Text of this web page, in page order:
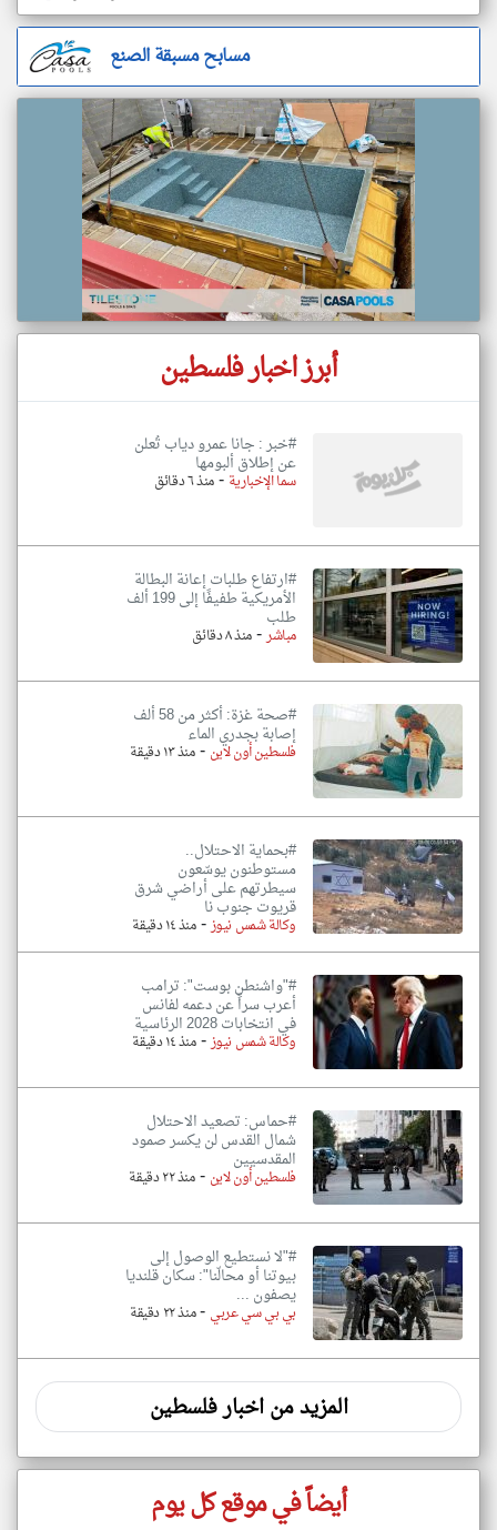
مسابح مسبقة الصنع
أبرز اخبار فلسطين
#خبر : جانا عمرو دياب تُعلن
عن إطلاق ألبومها
سما الإخبارية-منذ ٦ دقائق
#ارتفاع طلبات إعانة البطالة
الأمريكية طفيفًا إلى 199 ألف
طلب
مباشر-منذ ٨ دقائق
#صحة غزة: أكثر من 58 ألف
إصابة بجدري الماء
فلسطين أون لاين -منذ ١٣ دقيقة
#بحماية الاحتلال..
مستوطنون يوسّعون
سيطرتهم على أراضي شرق
قريوت جنوب نا
وكالة شمس نيوز-منذ ١٤ دقيقة
#"واشنطن بوست": ترامب
أعرب سراً عن دعمه لفانس
في انتخابات 2028 الرئاسية
وكالة شمس نيوز-منذ ١٤ دقيقة
#حماس: تصعيد الاحتلال
شمال القدس لن يكسر صمود
المقدسيين
فلسطين أون لاين -منذ ٢٢ دقيقة
#"لا نستطيع الوصول إلى
بيوتنا أو محالّنا": سكان قلنديا
يصفون ...
بي بي سي عربي -منذ ٢٢ دقيقة
المزيد من اخبار فلسطين
أيضاً في موقع كل يوم